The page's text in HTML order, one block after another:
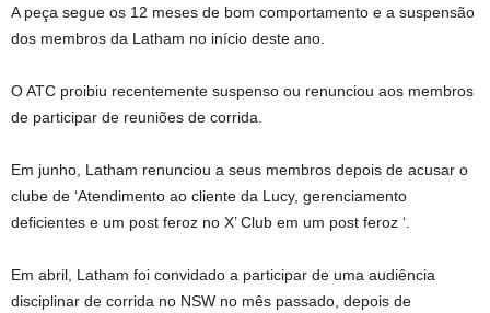
A peça segue os 12 meses de bom comportamento e a suspensão
dos membros da Latham no início deste ano.
O ATC proibiu recentemente suspenso ou renunciou aos membros
de participar de reuniões de corrida.
Em junho, Latham renunciou a seus membros depois de acusar o
clube de ‘Atendimento ao cliente da Lucy, gerenciamento
deficientes e um post feroz no X’ Club em um post feroz ‘.
Em abril, Latham foi convidado a participar de uma audiência
disciplinar de corrida no NSW no mês passado, depois de